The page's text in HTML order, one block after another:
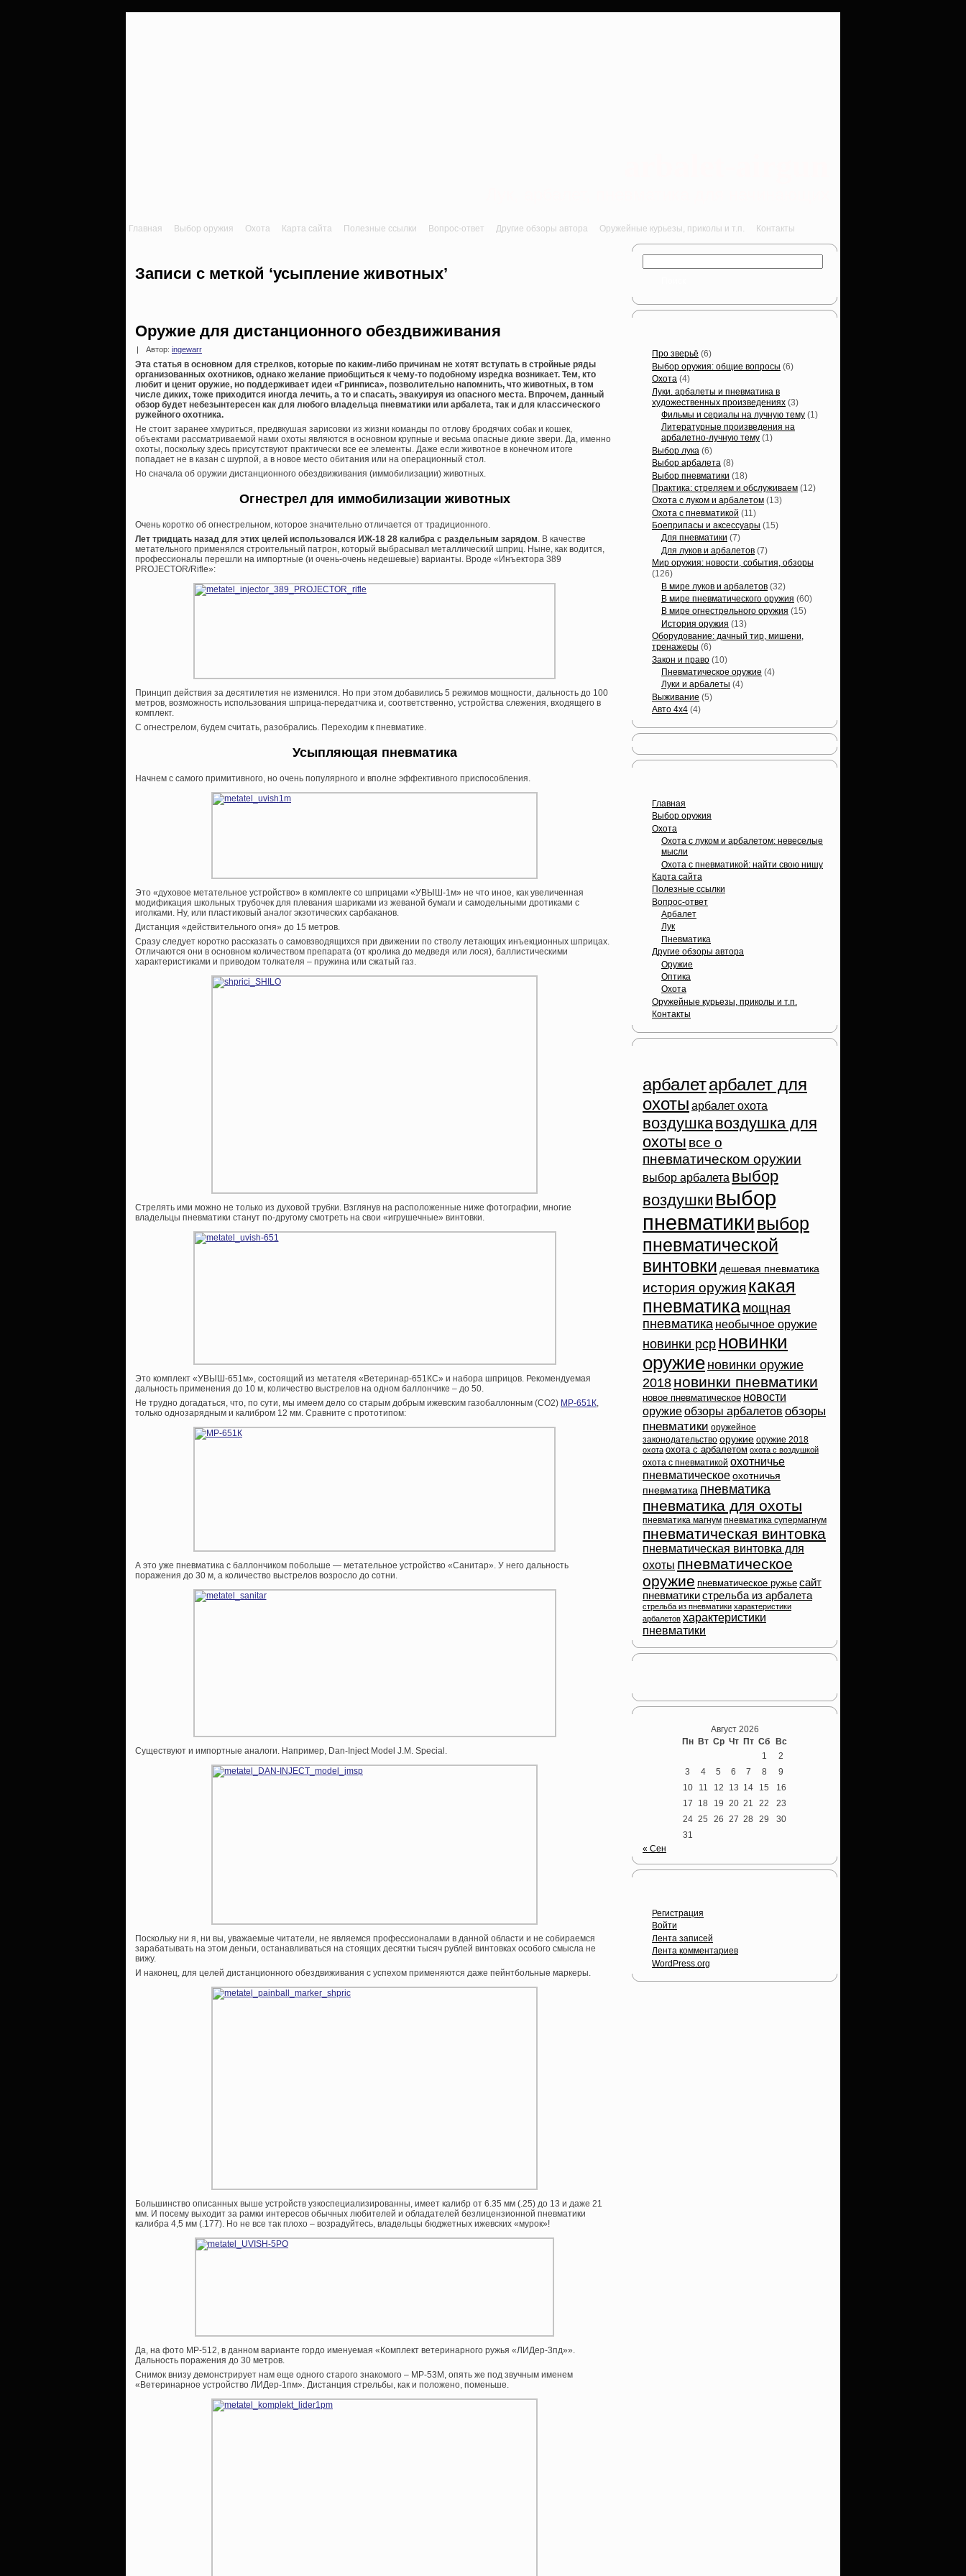
Главная Выбор оружия Охота Карта сайта Полезные ссылки Вопрос-ответ Другие обзоры автора Оружейные курьезы, приколы и т.п. Контакты
Записи с меткой ‘усыпление животных’
Оружие для дистанционного обездвиживания
Автор: ingewarr
Эта статья в основном для стрелков, которые по каким-либо причинам не хотят вступать в стройные ряды
организованных охотников, однако желание приобщиться к чему-то подобному изредка возникает. Тем, кто
любит и ценит оружие, но поддерживает идеи «Гринписа», позволительно напомнить, что животных, в том
числе диких, тоже приходится иногда лечить, а то и спасать, эвакуируя из опасного места. Впрочем, данный
обзор будет небезынтересен как для любого владельца пневматики или арбалета, так и для классического
ружейного охотника.
Не стоит заранее хмуриться, предвкушая зарисовки из жизни команды по отлову бродячих собак и кошек,
объектами рассматриваемой нами охоты являются в основном крупные и весьма опасные дикие звери. Да, именно
охоты, поскольку здесь присутствуют практически все ее элементы. Даже если животное в конечном итоге
попадает не в казан с шурпой, а в новое место обитания или на операционный стол.
Но сначала об оружии дистанционного обездвиживания (иммобилизации) животных.
Огнестрел для иммобилизации животных
Очень коротко об огнестрельном, которое значительно отличается от традиционного.
Лет тридцать назад для этих целей использовался ИЖ-18 28 калибра с раздельным зарядом. В качестве
метательного применялся строительный патрон, который выбрасывал металлический шприц. Ныне, как водится,
профессионалы перешли на импортные (и очень-очень недешевые) варианты. Вроде «Инъектора 389
PROJECTOR/Rifle»:
Принцип действия за десятилетия не изменился. Но при этом добавились 5 режимов мощности, дальность до 100
метров, возможность использования шприца-передатчика и, соответственно, устройства слежения, входящего в
комплект.
С огнестрелом, будем считать, разобрались. Переходим к пневматике.
Усыпляющая пневматика
Начнем с самого примитивного, но очень популярного и вполне эффективного приспособления.
Это «духовое метательное устройство» в комплекте со шприцами «УВЫШ-1м» не что иное, как увеличенная
модификация школьных трубочек для плевания шариками из жеваной бумаги и самодельными дротиками с
иголками. Ну, или пластиковый аналог экзотических сарбаканов.
Дистанция «действительного огня» до 15 метров.
Сразу следует коротко рассказать о самовзводящихся при движении по стволу летающих инъекционных шприцах.
Отличаются они в основном количеством препарата (от кролика до медведя или лося), баллистическими
характеристиками и приводом толкателя – пружина или сжатый газ.
Стрелять ими можно не только из духовой трубки. Взглянув на расположенные ниже фотографии, многие
владельцы пневматики станут по-другому смотреть на свои «игрушечные» винтовки.
Это комплект «УВЫШ-651м», состоящий из метателя «Ветеринар-651КС» и набора шприцов. Рекомендуемая
дальность применения до 10 м, количество выстрелов на одном баллончике – до 50.
Не трудно догадаться, что, по сути, мы имеем дело со старым добрым ижевским газобаллонным (СО2) МР-651К,
только однозарядным и калибром 12 мм. Сравните с прототипом:
А это уже пневматика с баллончиком побольше — метательное устройство «Санитар». У него дальность
поражения до 30 м, а количество выстрелов возросло до сотни.
Существуют и импортные аналоги. Например, Dan-Inject Model J.M. Special.
Поскольку ни я, ни вы, уважаемые читатели, не являемся профессионалами в данной области и не собираемся
зарабатывать на этом деньги, останавливаться на стоящих десятки тысяч рублей винтовках особого смысла не
вижу.
И наконец, для целей дистанционного обездвиживания с успехом применяются даже пейнтбольные маркеры.
Большинство описанных выше устройств узкоспециализированны, имеет калибр от 6.35 мм (.25) до 13 и даже 21
мм. И посему выходит за рамки интересов обычных любителей и обладателей безлицензионной пневматики
калибра 4,5 мм (.177). Но не все так плохо – возрадуйтесь, владельцы бюджетных ижевских «мурок»!
Да, на фото МР-512, в данном варианте гордо именуемая «Комплект ветеринарного ружья «ЛИДер-3пд»».
Дальность поражения до 30 метров.
Снимок внизу демонстрирует нам еще одного старого знакомого – МР-53М, опять же под звучным именем
«Ветеринарное устройство ЛИДер-1пм». Дистанция стрельбы, как и положено, поменьше.
Про зверьё (6)
Выбор оружия: общие вопросы (6)
Охота (4)
Луки. арбалеты и пневматика в
художественных произведениях (3)
Фильмы и сериалы на лучную тему (1)
Литературные произведения на
арбалетно-лучную тему (1)
Выбор лука (6)
Выбор арбалета (8)
Выбор пневматики (18)
Практика: стреляем и обслуживаем (12)
Охота с луком и арбалетом (13)
Охота с пневматикой (11)
Боеприпасы и аксессуары (15)
Для пневматики (7)
Для луков и арбалетов (7)
Мир оружия: новости, события, обзоры
(126)
В мире луков и арбалетов (32)
В мире пневматического оружия (60)
В мире огнестрельного оружия (15)
История оружия (13)
Оборудование: дачный тир, мишени,
тренажеры (6)
Закон и право (10)
Пневматическое оружие (4)
Луки и арбалеты (4)
Выживание (5)
Авто 4х4 (4)
Главная
Выбор оружия
Охота
Охота с луком и арбалетом: невеселые
мысли
Охота с пневматикой: найти свою нишу
Карта сайта
Полезные ссылки
Вопрос-ответ
Арбалет
Лук
Пневматика
Другие обзоры автора
Оружие
Оптика
Охота
Оружейные курьезы, приколы и т.п.
Контакты
арбалетарбалет для
охоты арбалет охота
воздушкавоздушка для
охоты все о
пневматическом оружии
выбор арбалета выбор
воздушки выбор
пневматикивыбор
пневматической
винтовки дешевая пневматика
история оружия какая
пневматика мощная
пневматика необычное оружие
новинки pcp новинки
оружие новинки оружие
2018 новинки пневматики
новое пневматическое новости
оружиеобзоры арбалетов обзоры
пневматики оружейное
законодательство оружие оружие 2018
охота охота с арбалетом охота с воздушкой
охота с пневматикой охотничье
пневматическое охотничья
пневматика пневматика
пневматика для охоты
пневматика магнум пневматика супермагнум
пневматическая винтовка
пневматическая винтовка для
охоты пневматическое
оружие пневматическое ружье сайт
пневматикистрельба из арбалета
стрельба из пневматики характеристики
арбалетов характеристики
пневматики
Август 2026
Пн Вт Ср Чт Пт Сб Вс
1
2
3
4 5 6 7 8
9
10
11 12 13 14 15
16
17
18 19 20 21 22
23
24 25 26 27 28 29
30
31
« Сен
Регистрация
Войти
Лента записей
Лента комментариев
WordPress.org